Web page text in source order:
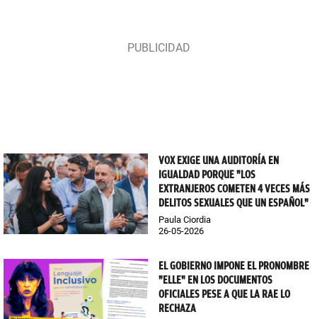
VOX EXIGE UNA AUDITORÍA EN
IGUALDAD PORQUE "LOS
EXTRANJEROS COMETEN 4 VECES MÁS
DELITOS SEXUALES QUE UN ESPAÑOL"
Paula Ciordia
26-05-2026
EL GOBIERNO IMPONE EL PRONOMBRE
"ELLE" EN LOS DOCUMENTOS
OFICIALES PESE A QUE LA RAE LO
RECHAZA